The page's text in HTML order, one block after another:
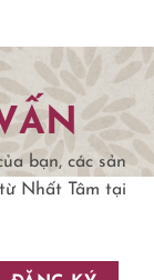
bạn, các sản
Nhất Tâm tại